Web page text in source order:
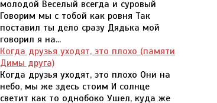
молодой Веселый всегда и суровый
Говорим мы с тобой как ровня Так
поставил ты дело сразу Дядька мой
говорил я на...
Когда друзья уходят, это плохо (памяти
Димы друга)
Когда друзья уходят, это плохо Они на
небо, мы же здесь стоим И солнце
светит как то однобоко Ушел, куда же